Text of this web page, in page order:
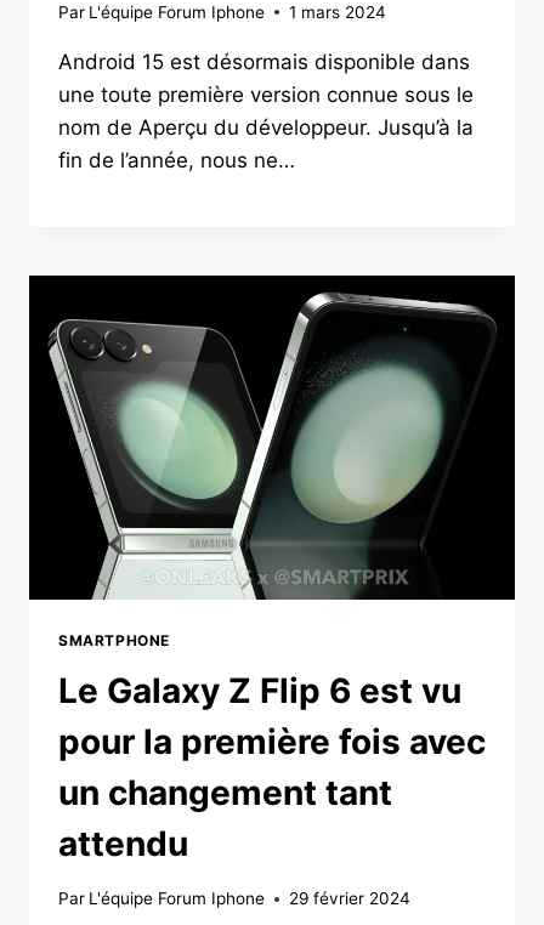
Par L'équipe Forum Iphone 1 mars 2024
Android 15 est désormais disponible dans
une toute première version connue sous le
nom de Aperçu du développeur. Jusqu’à la
fin de l’année, nous ne…
SMARTPHONE
Le Galaxy Z Flip 6 est vu
pour la première fois avec
un changement tant
attendu
Par L'équipe Forum Iphone 29 février 2024